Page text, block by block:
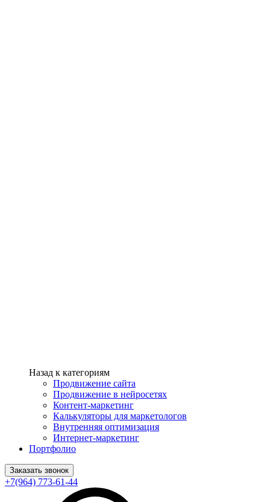
Назад к категориям
Продвижение сайта
Продвижение в нейросетях
Контент-маркетинг
Калькуляторы для маркетологов
Внутренняя оптимизация
Интернет-маркетинг
Портфолио
Заказать звонок
+7(964) 773-61-44